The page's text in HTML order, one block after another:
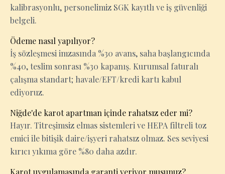
kalibrasyonlu, personelimiz SGK kayıtlı ve iş güvenliği
belgeli.
Ödeme nasıl yapılıyor?
İş sözleşmesi imzasında %30 avans, saha başlangıcında
%40, teslim sonrası %30 kapanış. Kurumsal faturalı
çalışma standart; havale/EFT/kredi kartı kabul
ediyoruz.
Niğde'de karot apartman içinde rahatsız eder mi?
Hayır. Titreşimsiz elmas sistemleri ve HEPA filtreli toz
emici ile bitişik daire/işyeri rahatsız olmaz. Ses seviyesi
kırıcı yıkıma göre %80 daha azdır.
Karot uygulamasında garanti veriyor musunuz?